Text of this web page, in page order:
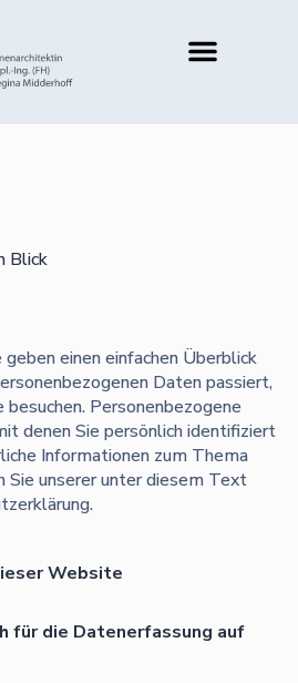
Blick
einen einfachen Überblick
Daten passiert,
Personenbezogene
denen Sie persönlich identifiziert
Informationen zum Thema
Sie unserer unter diesem Text
Website
für die Datenerfassung auf